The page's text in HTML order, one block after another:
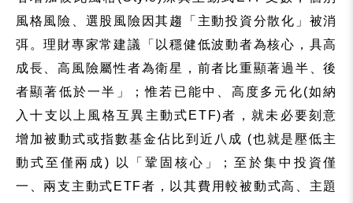
風格風險、選股風險因其趨「主動投資分散化」被消
弭。理財專家常建議「以穩健低波動者為核心，具高
成長、高風險屬性者為衛星，前者比重顯著過半、後
者顯著低於一半」；惟若已能中、高度多元化(如納
入十支以上風格互異主動式 ETF)者，就未必要刻意
增加被動式或指數基金佔比到近八成 (也就是壓低主
動式至僅兩成)
以「鞏固核心」；至於集中投資僅
一、兩支主動式 ETF者，以其費用較被動式高、主題